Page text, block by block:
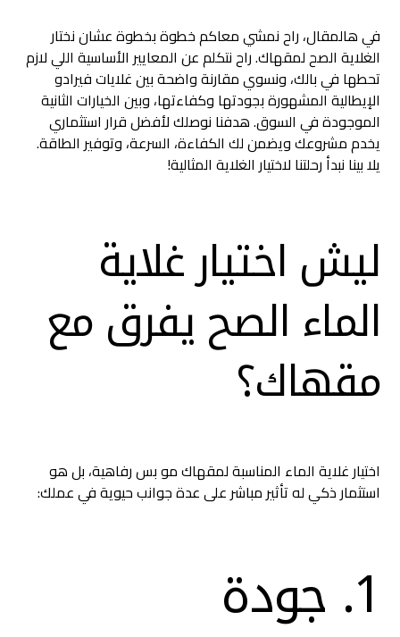
في هالمقال، راح نمشي معاكم خطوة بخطوة عشان نختار
الغلاية الصح لمقهاك. راح نتكلم عن المعايير الأساسية اللي لازم
تحطها في بالك، ونسوي مقارنة واضحة بين غلايات فيرادو
الإيطالية المشهورة بجودتها وكفاءتها، وبين الخيارات الثانية
الموجودة في السوق. هدفنا نوصلك لأفضل قرار استثماري
يخدم مشروعك ويضمن لك الكفاءة، السرعة، وتوفير الطاقة.
يلا بينا نبدأ رحلتنا لاختيار الغلاية المثالية!
ليش اختيار غلاية
الماء الصح يفرق مع
مقهاك؟
اختيار غلاية الماء المناسبة لمقهاك مو بس رفاهية، بل هو
استثمار ذكي له تأثير مباشر على عدة جوانب حيوية في عملك:
1. جودة